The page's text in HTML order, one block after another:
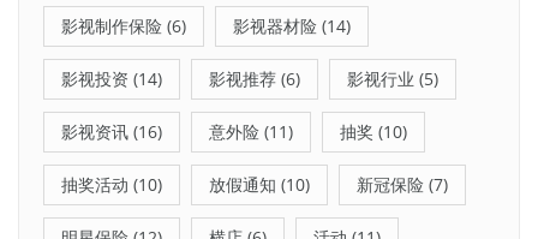
影视制作保险 (6) 影视器材险 (14)
影视投资 (14) 影视推荐 (6) 影视行业 (5)
影视资讯 (16) 意外险 (11) 抽奖 (10)
抽奖活动 (10) 放假通知 (10) 新冠保险 (7)